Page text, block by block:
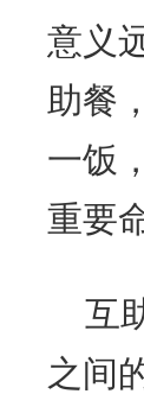
意义
助餐
一饭
重要
互
之间